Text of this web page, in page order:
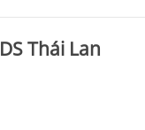
DS Thái Lan